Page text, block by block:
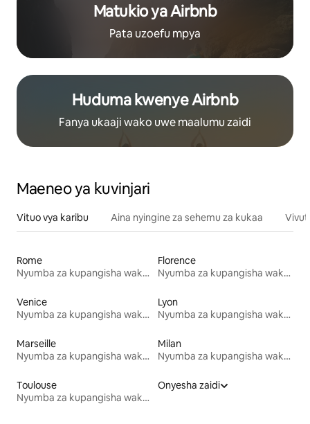
Matukio ya Airbnb
Pata uzoefu mpya
Huduma kwenye Airbnb
Fanya ukaaji wako uwe maalumu zaidi
Maeneo ya kuvinjari
Vituo vya karibu Aina nyingine za sehemu za kukaa
Rome
Nyumba za kupangisha wakati wa likizo
Florence
Nyumba za kupangisha wakati wa likizo
Venice
Nyumba za kupangisha wakati wa likizo
Lyon
Nyumba za kupangisha wakati wa likizo
Marseille
Nyumba za kupangisha wakati wa likizo
Milan
Nyumba za kupangisha wakati wa likizo
Toulouse
Nyumba za kupangisha wakati wa likizo
Onyesha zaidi